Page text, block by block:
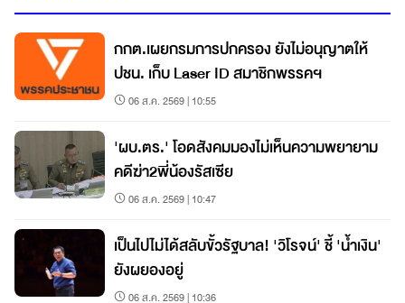
กกต.เผยกรมการปกครอง ยังไม่อนุญาตให้
ปชน. เก็บ Laser ID สมาชิกพรรคฯ
06 ส.ค. 2569 | 10:55
'ผบ.ตร.' โอดสังคมมองไม่เห็นความพยายาม
คดีฆ่า2พี่น้องรัสเซีย
06 ส.ค. 2569 | 10:47
เป็นไปไม่ได้สลับขั้วรัฐบาล! 'วิโรจน์' ชี้ 'น้ำเงิน'
ยังผยองอยู่
06 ส.ค. 2569 | 10:36